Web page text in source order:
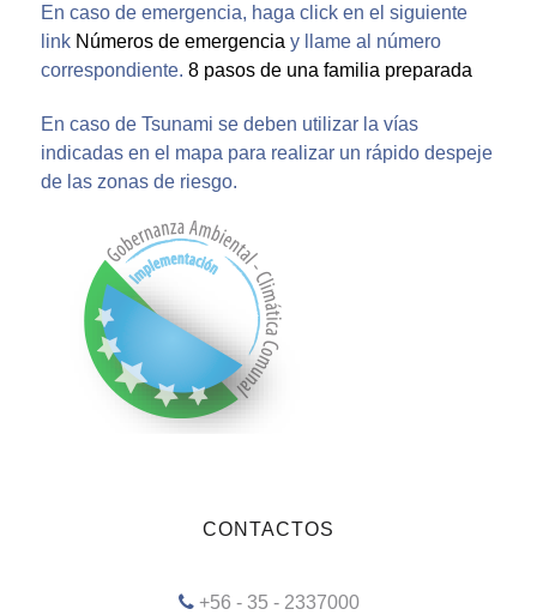
En caso de emergencia, haga click en el siguiente
link Números de emergencia y llame al número
correspondiente. 8 pasos de una familia preparada
En caso de Tsunami se deben utilizar la vías
indicadas en el mapa para realizar un rápido despeje
de las zonas de riesgo.
CONTACTOS
+56 - 35 - 2337000